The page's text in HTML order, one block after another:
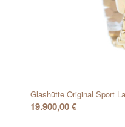
Glashütte Original Sport
19.900,00€